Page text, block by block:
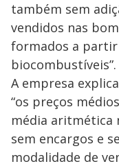
também sem
vendidos nas
formados a
biocombustíveis”.
A empresa
“os preços
média aritmética
sem encargos e
modalidade de